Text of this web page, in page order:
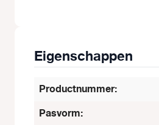
Eigenschappen
Productnummer:
Pasvorm: